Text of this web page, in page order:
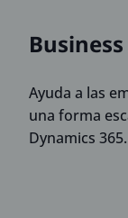
Ayuda a las
una forma
Dynamics 365.